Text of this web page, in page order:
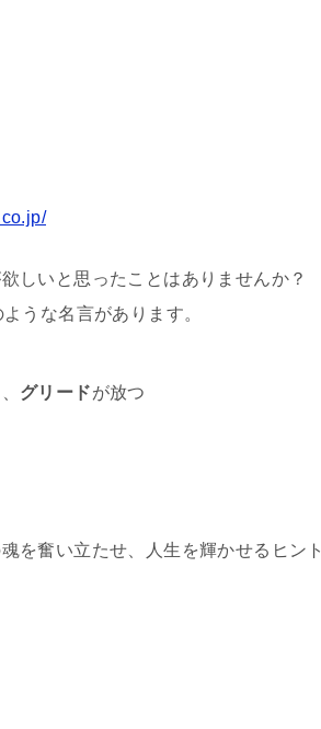
しいと思ったことはありませんか？
うな名言があります。
グリードが放つ
を奮い立たせ、人生を輝かせるヒント